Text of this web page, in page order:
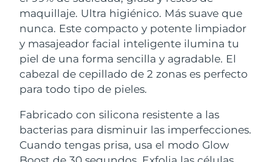
maquillaje. Ultra higiénico. Más suave que
nunca. Este compacto y potente limpiador
y masajeador facial inteligente ilumina tu
piel de una forma sencilla y agradable. El
cabezal de cepillado de 2 zonas es perfecto
para todo tipo de pieles.
Fabricado con silicona resistente a las
bacterias para disminuir las imperfecciones.
Cuando tengas prisa, usa el modo Glow
LUNA™ 4 Plus
Massage, LED heating
LUNA™ 4 Men
BEAR™ 2 go
Microcurrent toning on-the-go
BEAR™ 2 eyes & lips
Hidratación
UFO™ 3 pack
Deep facial hydration
UFO™ 3 LED
Near-infrared and red light therapy
device
Cuidado bucal
issa™ 4
Hybrid silicone sonic toothbrush
issa™ 4 plus
Smart hybrid silicone sonic toothbrush
TRATAMIENTO ANTIEDAD FAQ™
Antiedad Tratamientos LED
Bosnia y Herzegovina Entrega prevista 8/12/26
Brunéi Entrega prevista
Bulgaria Entrega prevista8/9/26
Canadá Entrega prevista
Chile Entrega prevista